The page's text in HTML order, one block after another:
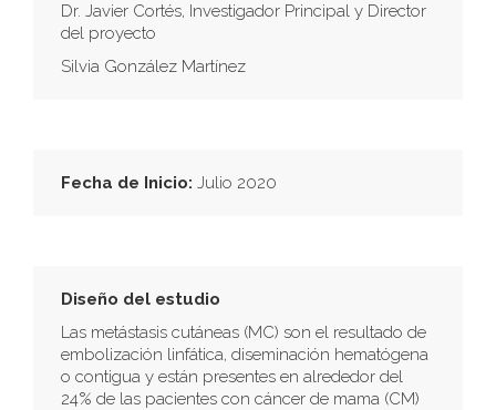
Dr. Javier Cortés, Investigador Principal y Director
del proyecto
Silvia González Martínez
Fecha de Inicio: Julio 2020
Diseño del estudio
Las metástasis cutáneas (MC) son el resultado de
embolización linfática, diseminación hematógena
o contigua y están presentes en alrededor del
24% de las pacientes con cáncer de mama (CM)